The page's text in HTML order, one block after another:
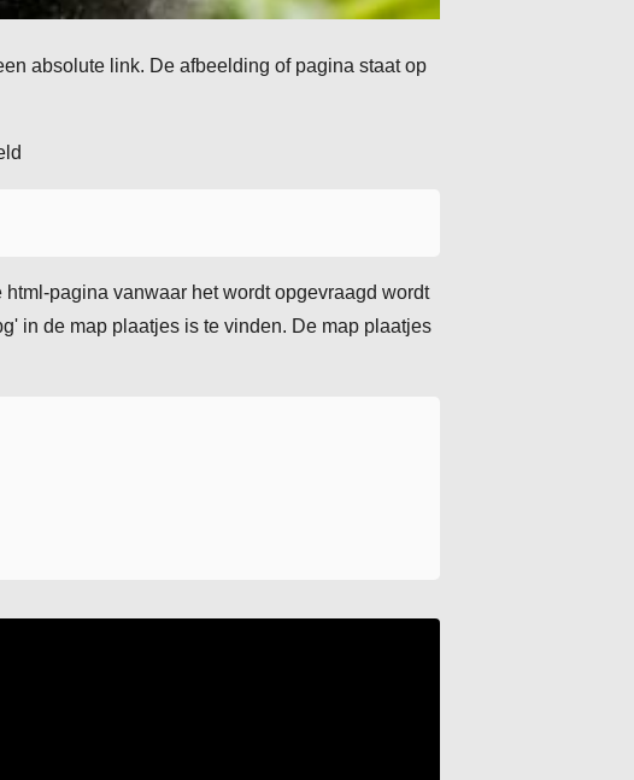
absolute link. De afbeelding of pagina staat op
html-pagina vanwaar het wordt opgevraagd wordt
in de map plaatjes is te vinden. De map plaatjes